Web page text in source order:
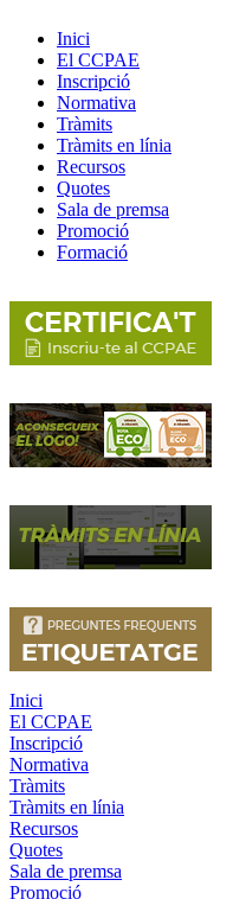
Inici
El CCPAE
Inscripció
Normativa
Tràmits
Tràmits en línia
Recursos
Quotes
Sala de premsa
Promoció
Formació
Inici
El CCPAE
Inscripció
Normativa
Tràmits
Tràmits en línia
Recursos
Quotes
Sala de premsa
Promoció